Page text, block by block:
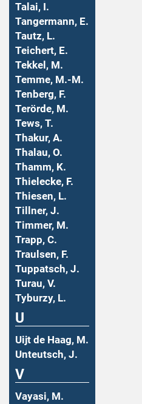
Talai, I.
Tangermann, E.
Tautz, L.
Teichert, E.
Tekkel, M.
Temme, M.-M.
Tenberg, F.
Terörde, M.
Tews, T.
Thakur, A.
Thalau, O.
Thamm, K.
Thielecke, F.
Thiesen, L.
Tillner, J.
Timmer, M.
Trapp, C.
Traulsen, F.
Tuppatsch, J.
Turau, V.
Tyburzy, L.
U
Uijt de Haag, M.
Unteutsch, J.
V
Vayasi, M.